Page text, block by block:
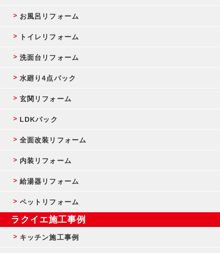
お風呂リフォーム
トイレリフォーム
洗面台リフォーム
水廻り4点パック
玄関リフォーム
LDKパック
全面改装リフォーム
内装リフォーム
給湯器リフォーム
ペットリフォーム
ラクイエ施工事例
キッチン施工事例